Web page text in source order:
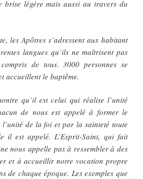
brise légère mais aussi au travers du
les Apôtres s’adressent aux habitant
langues qu’ils ne maîtrisent pas
de tous. 3000 personnes se
accueillent le baptême.
qu’il est celui qui réalise l’unité
de nous est appelé à former le
de la foi et par la sainteté toute
il est appelé. L’Esprit-Saint, qui fait
nous appelle pas à ressembler à des
et à accueillir notre vocation propre
de chaque époque. Les exemples que